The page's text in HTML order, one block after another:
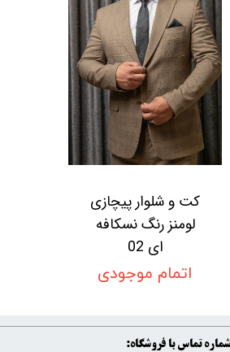
کت و شلوار پیچازی
لومنز رنگ نسکافه
ای 02
اتمام موجودی
شماره تماس با فروشگاه: